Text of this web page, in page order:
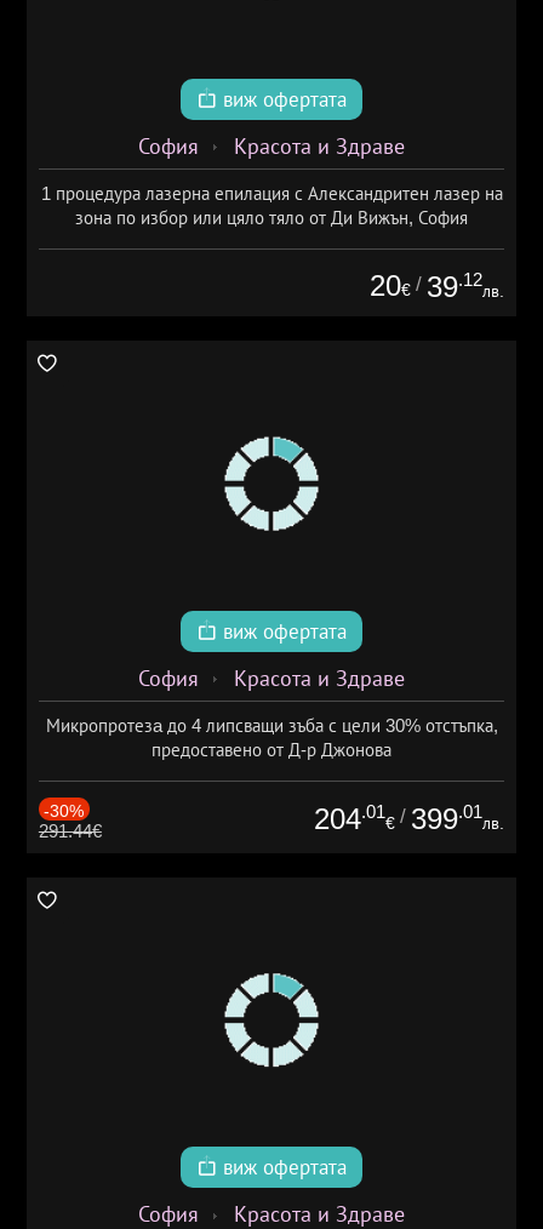
виж офертата
София Красота и Здраве
1 процедура лазерна епилация с Александритен лазер на
зона по избор или цяло тяло от Ди Вижън, София
20€ / 39.12
лв.
виж офертата
София Красота и Здраве
Микропротезa до 4 липсващи зъба с цели 30% отстъпка,
предоставено от Д-р Джонова
-30%
291.44€ 204.01
€ / 399.01
лв.
виж офертата
София Красота и Здраве